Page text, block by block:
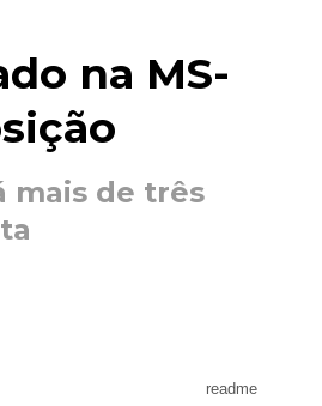
na MS-
mais de três
readme